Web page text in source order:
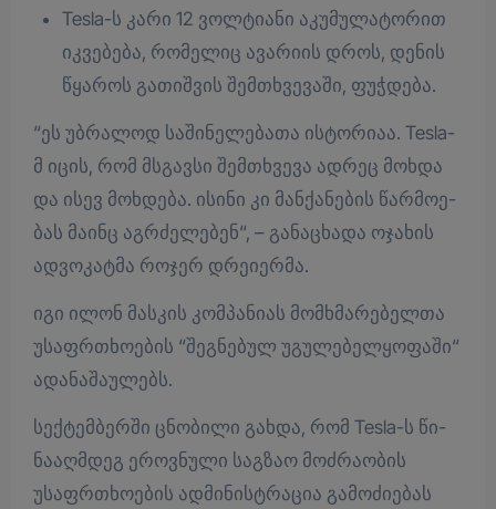
Tesla-ს კარი 12 ვოლ­ტი­ა­ნი აკუ­მუ­ლა­ტო­რით
იკ­ვე­ბე­ბა, რო­მე­ლიც ავა­რი­ის დროს, დე­ნის
წყა­როს გა­თიშ­ვის შემ­თხვე­ვა­ში, ფუჭ­დე­ბა.
“ეს უბ­რა­ლოდ სა­ში­ნე­ლე­ბა­თა ის­ტო­რი­აა. Tesla-
მ იცის, რომ მსგავ­სი შემ­თხვე­ვა ად­რეც მოხ­და
და ისევ მოხ­დე­ბა. ისი­ნი კი მან­ქა­ნე­ბის წარ­მო­ე­
ბას მა­ინც აგ­რძე­ლე­ბენ“, – გა­ნა­ცხა­და ოჯა­ხის
ად­ვო­კატ­მა რო­ჯერ დრე­ი­ერ­მა.
იგი ილონ მას­კის კომ­პა­ნი­ას მომ­ხმა­რე­ბელ­თა
უსაფრ­თხო­ე­ბის “შეგ­ნე­ბულ უგუ­ლე­ბელ­ყო­ფა­ში“
ადა­ნა­შა­უ­ლებს.
სექ­ტემ­ბერ­ში ცნო­ბი­ლი გახ­და, რომ Tesla-ს წი­
ნა­აღ­მდეგ ეროვ­ნუ­ლი საგ­ზაო მოძ­რა­ო­ბის
უსაფრ­თხო­ე­ბის ად­მი­ნის­ტრა­ცია გა­მო­ძი­ე­ბას